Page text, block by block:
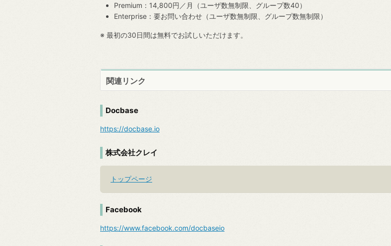
Premium：14,800円／月（ユーザ数無制限、グループ数40）
Enterprise：要お問い合わせ（ユーザ数無制限、グループ数無制限）
※ 最初の30日間は無料でお試しいただけます。
関連リンク
Docbase
https://docbase.io
株式会社クレイ
トップページ
Facebook
https://www.facebook.com/docbaseio